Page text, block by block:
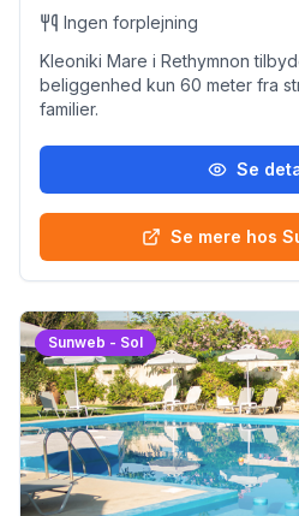
Ingen forplejning
Kleoniki Mare i Rethymnon
beliggenhed kun 60 meter fra
familier.
Se
Se mere hos
Sunweb - Sol